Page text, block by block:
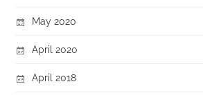
May 2020
April 2020
April 2018